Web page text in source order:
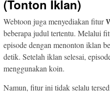
(Tonton Iklan)
Webtoon juga menyediakan fitur
beberapa judul tertentu. Melalui
episode dengan menonton iklan
detik. Setelah iklan selesai,
menggunakan koin.
Namun, fitur ini tidak selalu